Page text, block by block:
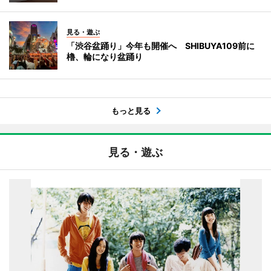
見る・遊ぶ
「渋谷盆踊り」今年も開催へ SHIBUYA109前に
櫓、輪になり盆踊り
もっと見る
見る・遊ぶ